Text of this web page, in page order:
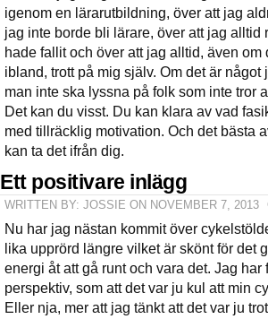
igenom en lärarutbildning, över att jag
jag inte borde bli lärare, över att jag alltid
hade fallit och över att jag alltid, även om
ibland, trott på mig själv. Om det är något
man inte ska lyssna på folk som inte tror
Det kan du visst. Du kan klara av vad
med tillräcklig motivation. Och det bästa
kan ta det ifrån dig.
Ett positivare inlägg
WRITTEN BY: JOSSIE ON NOVEMBER 7, 2013
Nu har jag nästan kommit över
lika upprörd längre vilket är skönt för det
energi åt att gå runt och vara det. Jag har
perspektiv, som att det var ju kul att min
Eller nja, mer att jag tänkt att det var ju